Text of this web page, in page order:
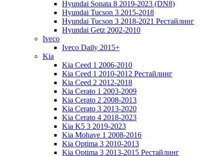
Hyundai Sonata 8 2019-2023 (DN8)
Hyundai Tucson 3 2015-2018
Hyundai Tucson 3 2018-2021 Рестайлинг
Hyundai Getz 2002-2010
Iveco
Iveco Daily 2015+
Kia
Kia Ceed 1 2006-2010
Kia Ceed 1 2010-2012 Рестайлинг
Kia Ceed 2 2012-2018
Kia Cerato 1 2003-2009
Kia Cerato 2 2008-2013
Kia Cerato 3 2013-2020
Kia Cerato 4 2018-2023
Kia K5 3 2019-2023
Kia Mohave 1 2008-2016
Kia Optima 3 2010-2013
Kia Optima 3 2013-2015 Рестайлинг